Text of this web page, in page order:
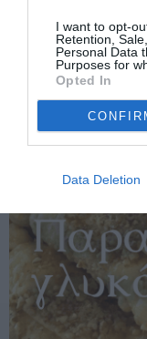
I want to opt-
Retention,
Personal Data
Purposes for
Opted In
Data Deletion